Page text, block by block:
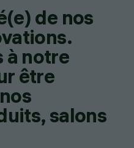
de nos
à notre
être
salons